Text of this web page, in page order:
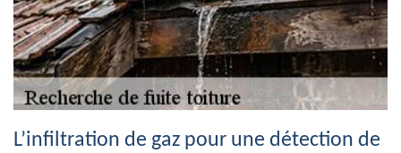
L’infiltration de gaz pour une détection de